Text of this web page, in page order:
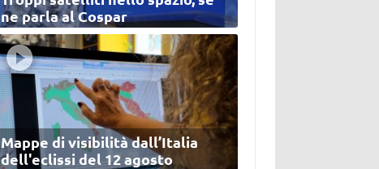
ne parla al Cospar
Mappe di visibilità dall’Italia
dell'eclissi del 12 agosto